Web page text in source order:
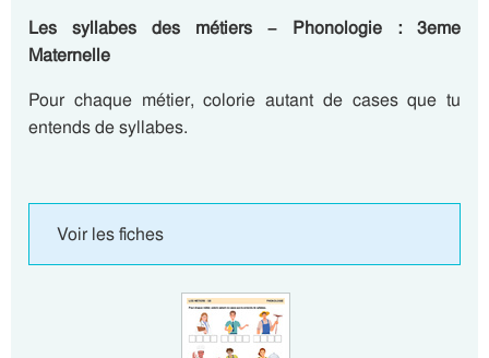
Les syllabes des métiers – Phonologie : 3eme
Maternelle
Pour chaque métier, colorie autant de cases que tu
entends de syllabes.
Voir les fiches